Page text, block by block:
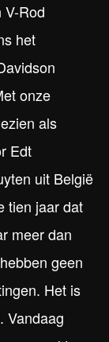
V-Rod
het
onze
als
Edt
uit België
tien jaar dat
meer dan
geen
Het is
Vandaag